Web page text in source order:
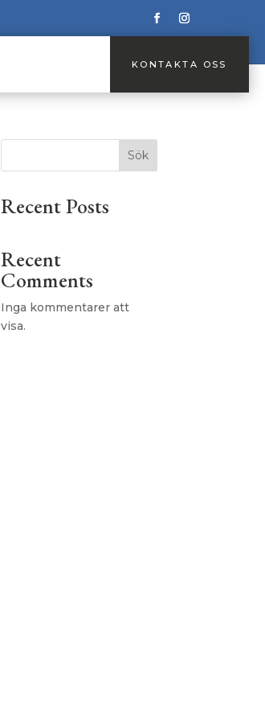
KONTAKTA OSS
KONTAKTA OSS
Sök
Recent Posts
Recent
Comments
Inga kommentarer att
visa.